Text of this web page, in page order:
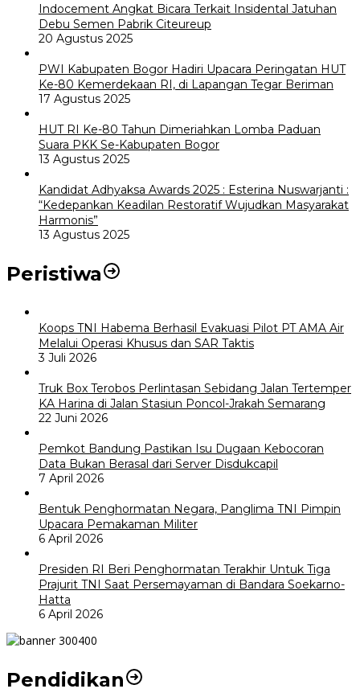
Indocement Angkat Bicara Terkait Insidental Jatuhan
Debu Semen Pabrik Citeureup
20 Agustus 2025
PWI Kabupaten Bogor Hadiri Upacara Peringatan HUT
Ke-80 Kemerdekaan RI, di Lapangan Tegar Beriman
17 Agustus 2025
HUT RI Ke-80 Tahun Dimeriahkan Lomba Paduan
Suara PKK Se-Kabupaten Bogor
13 Agustus 2025
Kandidat Adhyaksa Awards 2025 : Esterina Nuswarjanti :
“Kedepankan Keadilan Restoratif Wujudkan Masyarakat
Harmonis”
13 Agustus 2025
Peristiwa
Koops TNI Habema Berhasil Evakuasi Pilot PT AMA Air
Melalui Operasi Khusus dan SAR Taktis
3 Juli 2026
Truk Box Terobos Perlintasan Sebidang Jalan Tertemper
KA Harina di Jalan Stasiun Poncol-Jrakah Semarang
22 Juni 2026
Pemkot Bandung Pastikan Isu Dugaan Kebocoran
Data Bukan Berasal dari Server Disdukcapil
7 April 2026
Bentuk Penghormatan Negara, Panglima TNI Pimpin
Upacara Pemakaman Militer
6 April 2026
Presiden RI Beri Penghormatan Terakhir Untuk Tiga
Prajurit TNI Saat Persemayaman di Bandara Soekarno-
Hatta
6 April 2026
Pendidikan